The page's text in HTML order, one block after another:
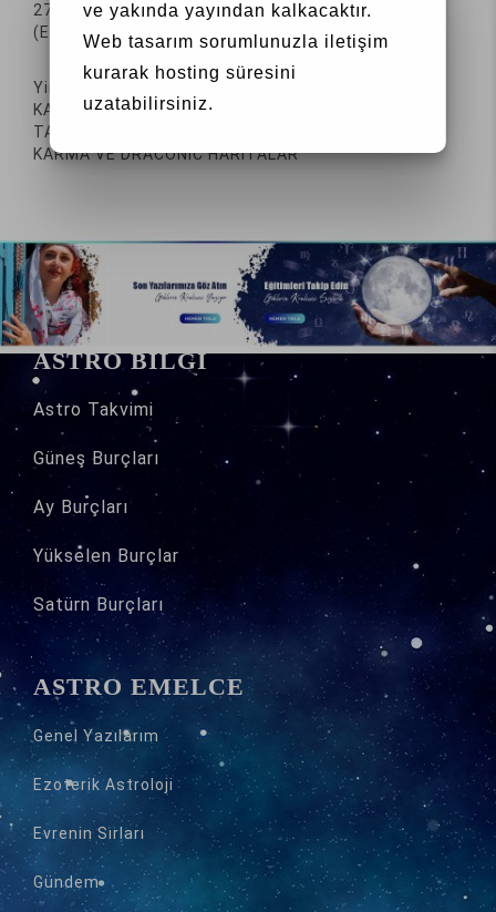
27 MART 2023 PAZARTESİ – 10 TEMMUZ 2023
(EĞİTİM SÜRESİ 4 AY)(16 DERS)
Yine talep doğrultusunda MUNDANE ASTROLOJİ VE
KARTEOGRAFYA ,
TAKIM YILDIZLAR VE MİTOLOJİSİ
KARMA VE DRACONİC HARİTALAR
ve yakında yayından kalkacaktır.
Web tasarım sorumlunuzla iletişim
kurarak hosting süresini
uzatabilirsiniz.
ASTRO BİLGİ
Astro Takvimi
Güneş Burçları
Ay Burçları
Yükselen Burçlar
Satürn Burçları
ASTRO EMELCE
Genel Yazılarım
Ezoterik Astroloji
Evrenin Sırları
Gündem